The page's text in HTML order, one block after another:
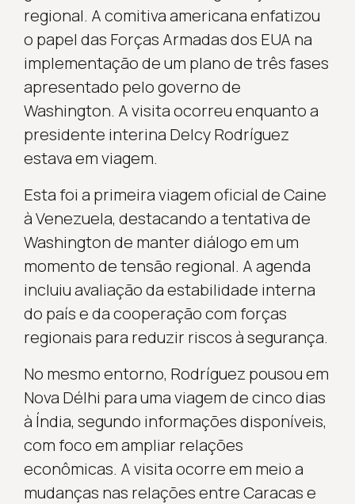
regional. A comitiva americana enfatizou
o papel das Forças Armadas dos EUA na
implementação de um plano de três fases
apresentado pelo governo de
Washington. A visita ocorreu enquanto a
presidente interina Delcy Rodríguez
estava em viagem.
Esta foi a primeira viagem oficial de Caine
à Venezuela, destacando a tentativa de
Washington de manter diálogo em um
momento de tensão regional. A agenda
incluiu avaliação da estabilidade interna
do país e da cooperação com forças
regionais para reduzir riscos à segurança.
No mesmo entorno, Rodríguez pousou em
Nova Délhi para uma viagem de cinco dias
à Índia, segundo informações disponíveis,
com foco em ampliar relações
econômicas. A visita ocorre em meio a
mudanças nas relações entre Caracas e